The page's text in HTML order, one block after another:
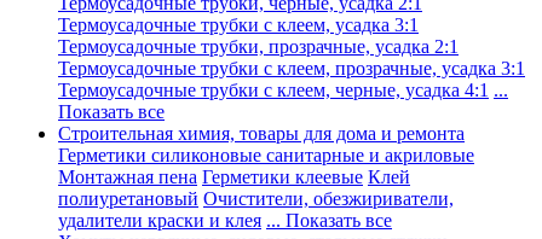
Термоусадочные трубки с клеем, усадка 3:1
Термоусадочные трубки, прозрачные, усадка 2:1
Термоусадочные трубки с клеем, прозрачные, усадка 3:1
Термоусадочные трубки с клеем, черные, усадка 4:1 ...
Показать все
Строительная химия, товары для дома и ремонта
Герметики силиконовые санитарные и акриловые
Монтажная пена Герметики клеевые Клей
полиуретановый Очистители, обезжириватели,
удалители краски и клея ... Показать все